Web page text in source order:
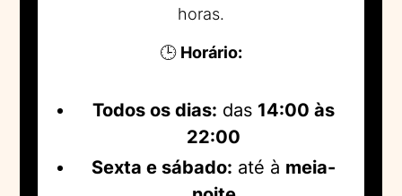
horas.
🕒 Horário:
Todos os dias: das 14:00 às
22:00
Sexta e sábado: até à meia-